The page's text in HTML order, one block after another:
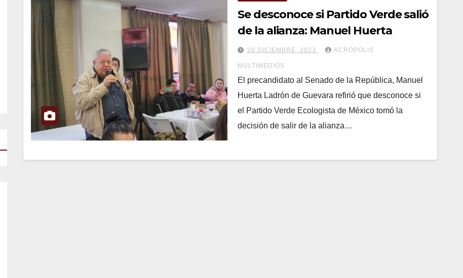
Se desconoce si Partido Verde salió
de la alianza: Manuel Huerta
20 DICIEMBRE, 2023 ACRÓPOLIS
MULTIMEDIOS
El precandidato al Senado de la República, Manuel
Huerta Ladrón de Guevara refirió que desconoce si
el Partido Verde Ecologista de México tomó la
decisión de salir de la alianza…